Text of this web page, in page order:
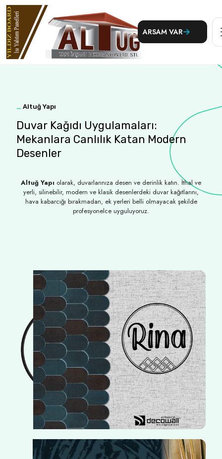
ARSAM VAR
Altuğ Yapı
Duvar Kağıdı Uygulamaları:
Mekanlara Canlılık Katan Modern
Desenler
Altuğ Yapı olarak, duvarlarınıza desen ve derinlik katın. İthal ve
yerli, silinebilir, modern ve klasik desenlerdeki duvar kağıtlarını,
hava kabarcığı bırakmadan, ek yerleri belli olmayacak şekilde
profesyonelce uyguluyoruz.